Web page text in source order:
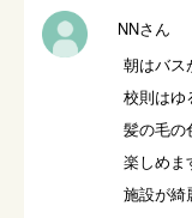
NNさん
朝はバス
校則はゆ
髪の毛の
楽しめま
施設が綺